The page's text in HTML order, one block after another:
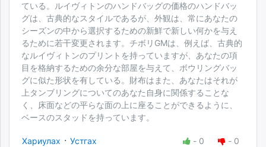
ている。ルイヴィトンのハンドバッグの価格のハンドバッ
グは、古典的なスタイルであるが、外観は、常にあなたの
シーズンの中から選択するための新鮮で新しい何かを与え
るために若干変更されます。チボリGMは、例えば、古典的
なルイヴィトンのプリントを持っていますが、あなたの項
目を格納するための余分な部屋を与えて、ボウリングバッ
グに似た形状を有している。財布はまた、あなたはそれが
上タンブリングについてのあなた自身に関係することな
く、床面などの平らな面の上に座ることができるように、
ベースのスタッドを持っています。
Хариулах · Устгах - 0 - 0